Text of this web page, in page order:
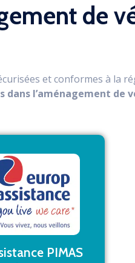
de
et conformes à la
dans l’aménagement de
PIMAS